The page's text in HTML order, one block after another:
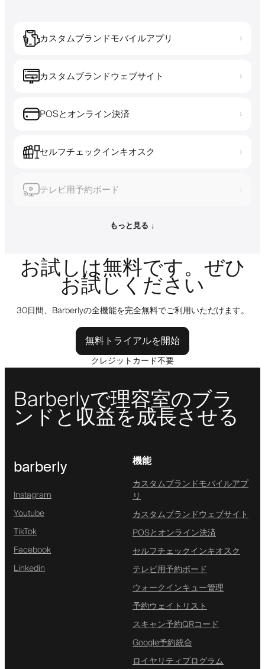
カスタムブランドモバイルアプリ ›
カスタムブランドウェブサイト ›
POSとオンライン決済 ›
セルフチェックインキオスク ›
テレビ用予約ボード ›
もっと見る ↓
お試しは無料です。ぜひ
お試しください
30日間、Barberlyの全機能を完全無料でご利用いただけます。
無料トライアルを開始
クレジットカード不要
Barberlyで理容室のブラ
ンドと収益を成長させる
barberly
Instagram
Youtube
TikTok
Facebook
Linkedin
機能
カスタムブランドモバイルアプ
リ
カスタムブランドウェブサイト
POSとオンライン決済
セルフチェックインキオスク
テレビ用予約ボード
ウォークインキュー管理
予約ウェイトリスト
スキャン予約QRコード
Google予約統合
ロイヤリティプログラム